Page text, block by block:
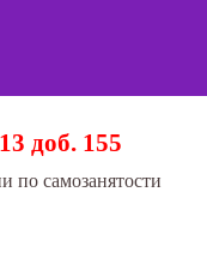
доб. 155
по самозанятости